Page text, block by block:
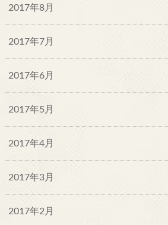
2017年8月
2017年7月
2017年6月
2017年5月
2017年4月
2017年3月
2017年2月